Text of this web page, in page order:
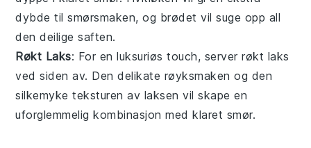
dybde til smørsmaken, og brødet vil suge opp all
den deilige saften.
Røkt Laks: For en luksuriøs touch, serverrøkt laks
ved siden av. Den delikate røyksmaken og den
silkemyke teksturen av laksen vil skape en
uforglemmelig kombinasjon medklaret smør.